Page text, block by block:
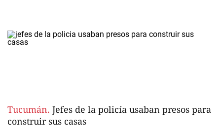
Tucumán. Jefes de la policía usaban presos para
construir sus casas